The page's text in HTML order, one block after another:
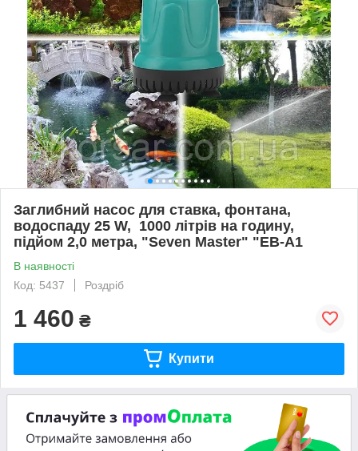
Заглибний насос для ставка, фонтана,
водоспаду 25 W, 1000 літрів на годину,
підйом 2,0 метра, "Seven Master" "EB-A1
В наявності
Код: 5437
Роздріб
1 460 ₴
Купити